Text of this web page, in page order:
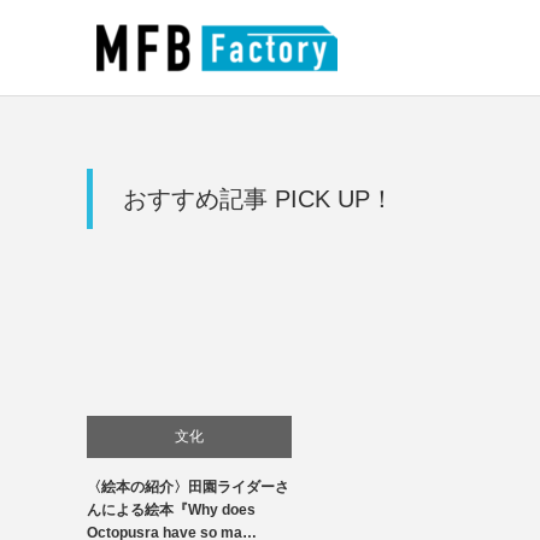
おすすめ記事 PICK UP！
文化
〈絵本の紹介〉田園ライダーさ
んによる絵本『Why does
Octopusra have so ma…